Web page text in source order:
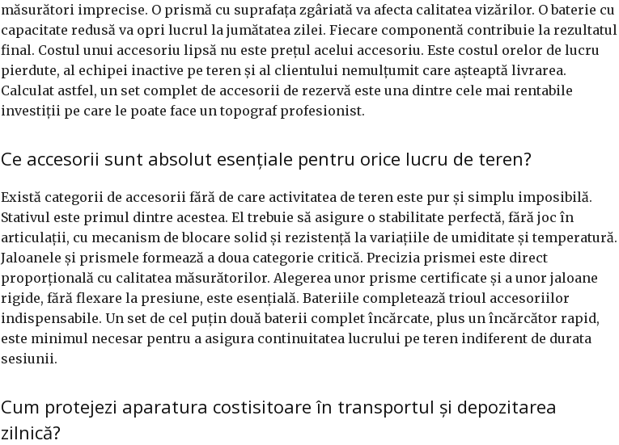
măsurători imprecise. O prismă cu suprafața zgâriată va afecta calitatea vizărilor. O baterie cu
capacitate redusă va opri lucrul la jumătatea zilei. Fiecare componentă contribuie la rezultatul
final. Costul unui accesoriu lipsă nu este prețul acelui accesoriu. Este costul orelor de lucru
pierdute, al echipei inactive pe teren și al clientului nemulțumit care așteaptă livrarea.
Calculat astfel, un set complet de accesorii de rezervă este una dintre cele mai rentabile
investiții pe care le poate face un topograf profesionist.
Ce accesorii sunt absolut esențiale pentru orice lucru de teren?
Există categorii de accesorii fără de care activitatea de teren este pur și simplu imposibilă.
Stativul este primul dintre acestea. El trebuie să asigure o stabilitate perfectă, fără joc în
articulații, cu mecanism de blocare solid și rezistență la variațiile de umiditate și temperatură.
Jaloanele și prismele formează a doua categorie critică. Precizia prismei este direct
proporțională cu calitatea măsurătorilor. Alegerea unor prisme certificate și a unor jaloane
rigide, fără flexare la presiune, este esențială. Bateriile completează trioul accesoriilor
indispensabile. Un set de cel puțin două baterii complet încărcate, plus un încărcător rapid,
este minimul necesar pentru a asigura continuitatea lucrului pe teren indiferent de durata
sesiunii.
Cum protejezi aparatura costisitoare în transportul și depozitarea
zilnică?